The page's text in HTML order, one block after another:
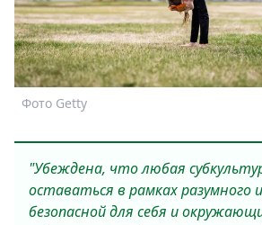
Выборы
2026
Скачай
Metro
Фото Getty
"Убеждена, что любая
оставаться в рамках разумного
безопасной для себя и